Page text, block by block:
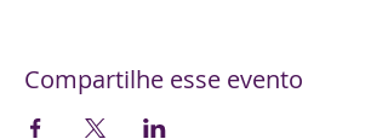
Compartilhe esse evento